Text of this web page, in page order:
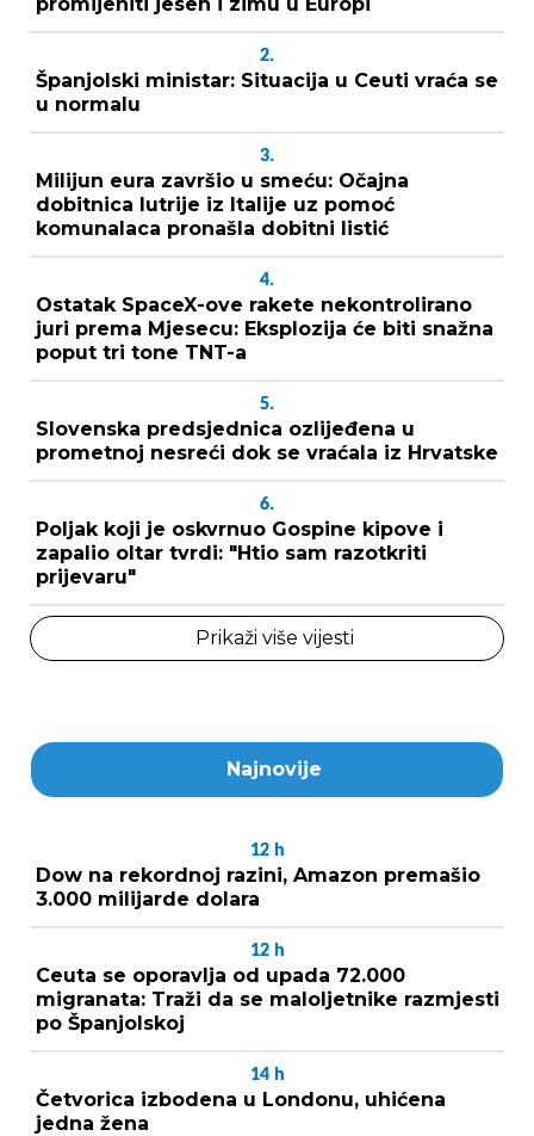
2.
Španjolski ministar: Situacija u Ceuti vraća se
u normalu
3.
Milijun eura završio u smeću: Očajna
dobitnica lutrije iz Italije uz pomoć
komunalaca pronašla dobitni listić
4.
Ostatak SpaceX-ove rakete nekontrolirano
juri prema Mjesecu: Eksplozija će biti snažna
poput tri tone TNT-a
5.
Slovenska predsjednica ozlijeđena u
prometnoj nesreći dok se vraćala iz Hrvatske
6.
Poljak koji je oskvrnuo Gospine kipove i
zapalio oltar tvrdi: "Htio sam razotkriti
prijevaru"
Prikaži više vijesti
Najnovije
12 h
Dow na rekordnoj razini, Amazon premašio
3.000 milijarde dolara
12 h
Ceuta se oporavlja od upada 72.000
migranata: Traži da se maloljetnike razmjesti
po Španjolskoj
14 h
Četvorica izbodena u Londonu, uhićena
jedna žena